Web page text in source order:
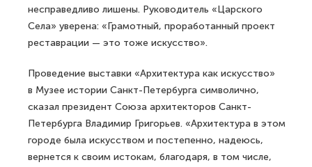
несправедливо лишены. Руководитель «Царского
Села» уверена: «Грамотный, проработанный проект
реставрации — это тоже искусство».
Проведение выставки «Архитектура как искусство»
в Музее истории Санкт-Петербурга символично,
сказал президент Союза архитекторов Санкт-
Петербурга Владимир Григорьев. «Архитектура в этом
городе была искусством и постепенно, надеюсь,
вернется к своим истокам, благодаря, в том числе,